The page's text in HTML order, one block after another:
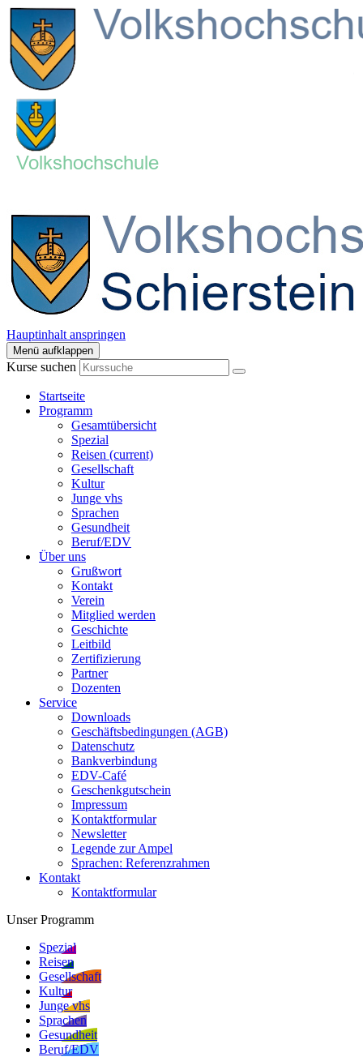
Hauptinhalt anspringen
Menü aufklappen
Kurse suchen
Startseite
Programm
Gesamtübersicht
Spezial
Reisen (current)
Gesellschaft
Kultur
Junge vhs
Sprachen
Gesundheit
Beruf/EDV
Über uns
Grußwort
Kontakt
Verein
Mitglied werden
Geschichte
Leitbild
Zertifizierung
Partner
Dozenten
Service
Downloads
Geschäftsbedingungen (AGB)
Datenschutz
Bankverbindung
EDV-Café
Geschenkgutschein
Impressum
Kontaktformular
Newsletter
Legende zur Ampel
Sprachen: Referenzrahmen
Kontakt
Kontaktformular
Unser Programm
Spezial
Reisen
Gesellschaft
Kultur
Junge vhs
Sprachen
Gesundheit
Beruf/EDV